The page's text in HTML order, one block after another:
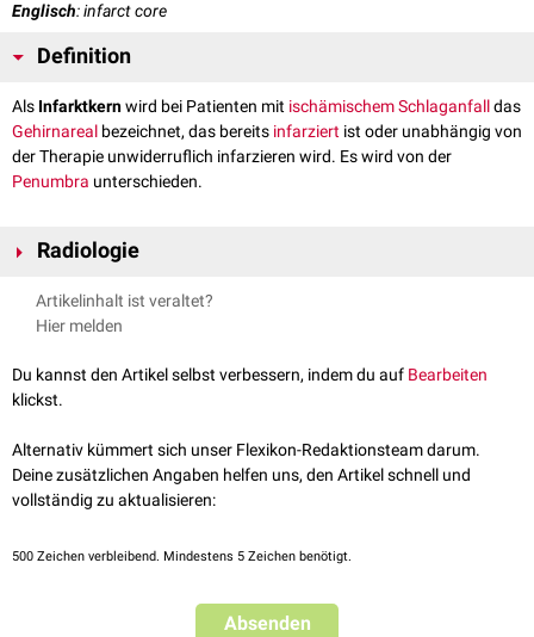
Englisch: infarct core
Definition
Als Infarktkernwird bei Patienten mit ischämischem Schlaganfalldas
Gehirnareal bezeichnet, das bereits infarziert ist oder unabhängig von
der Therapie unwiderruflich infarzieren wird. Es wird von der
Penumbra unterschieden.
Radiologie
Computertomographie
In derPerfusions-CT
erhöhte Mean Transit Time(MTT)
verringerter relativer
verringerteszerebrales Blutvolumen(CBV): < 40 % des Normbereichs
siehe Hauptartikel:Perfusions-CT (Hirninfarkt)
In derMagnetresonanztomographie(MRT) entspricht der Infarktkern
diffusionsgewichteten Sequenzen (DWI) aufweist.
Artikelinhalt ist veraltet?
Hier melden
Du kannst den Artikel selbst verbessern, indem du auf Bearbeiten
klickst.
Alternativ kümmert sich unser Flexikon-Redaktionsteam darum.
Deine zusätzlichen Angaben helfen uns, den Artikel schnell und
vollständig zu aktualisieren:
500 Zeichen verbleibend. Mindestens 5 Zeichen benötigt.
Absenden